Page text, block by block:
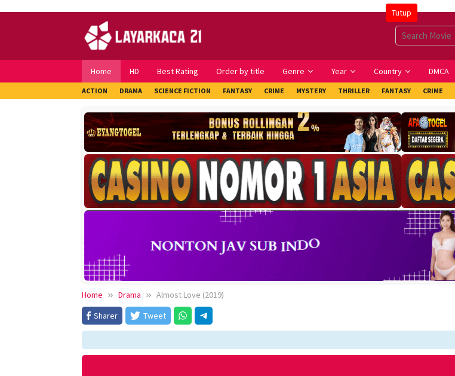
Tutup
Home HD Best Rating Order by title Genre Year Country DMCA
ACTION DRAMA SCIENCE FICTION FANTASY CRIME MYSTERY THRILLER FANTASY CRIME
Home Drama
Almost Love (2019)
Sharer
Tweet